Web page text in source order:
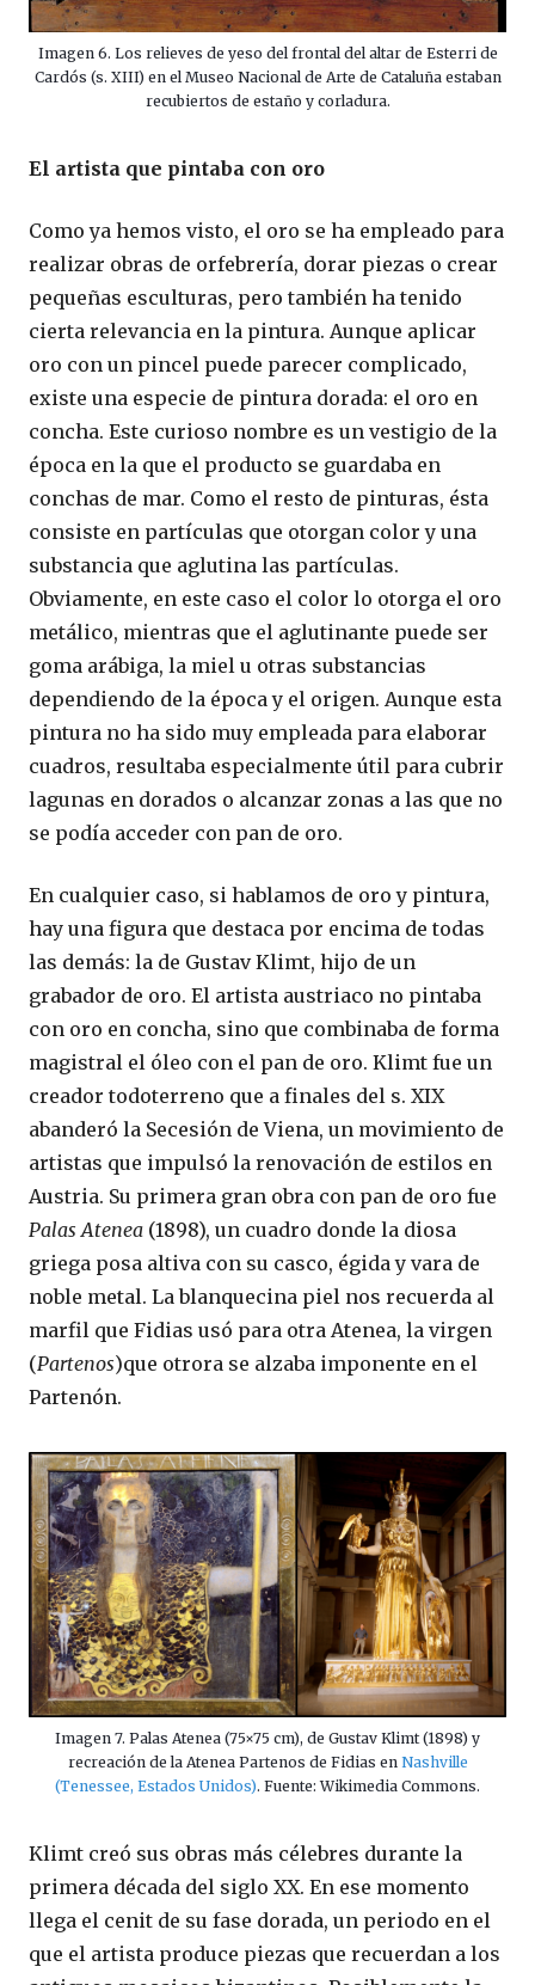
Imagen 6. Los relieves de yeso del frontal del altar de Esterri de
Cardós (s. XIII) en el Museo Nacional de Arte de Cataluña estaban
recubiertos de estaño y corladura.
El artista que pintaba con oro
Como ya hemos visto, el oro se ha empleado para
realizar obras de orfebrería, dorar piezas o crear
pequeñas esculturas, pero también ha tenido
cierta relevancia en la pintura. Aunque aplicar
oro con un pincel puede parecer complicado,
existe una especie de pintura dorada: el oro en
concha. Este curioso nombre es un vestigio de la
época en la que el producto se guardaba en
conchas de mar. Como el resto de pinturas, ésta
consiste en partículas que otorgan color y una
substancia que aglutina las partículas.
Obviamente, en este caso el color lo otorga el oro
metálico, mientras que el aglutinante puede ser
goma arábiga, la miel u otras substancias
dependiendo de la época y el origen. Aunque esta
pintura no ha sido muy empleada para elaborar
cuadros, resultaba especialmente útil para cubrir
lagunas en dorados o alcanzar zonas a las que no
se podía acceder con pan de oro.
En cualquier caso, si hablamos de oro y pintura,
hay una figura que destaca por encima de todas
las demás: la de Gustav Klimt, hijo de un
grabador de oro. El artista austriaco no pintaba
con oro en concha, sino que combinaba de forma
magistral el óleo con el pan de oro. Klimt fue un
creador todoterreno que a finales del s. XIX
abanderó la Secesión de Viena, un movimiento de
artistas que impulsó la renovación de estilos en
Austria. Su primera gran obra con pan de oro fue
Palas Atenea (1898), un cuadro donde la diosa
griega posa altiva con su casco, égida y vara de
noble metal. La blanquecina piel nos recuerda al
marfil que Fidias usó para otra Atenea, la virgen
(Partenos)que otrora se alzaba imponente en el
Partenón.
Imagen 7. Palas Atenea (75×75 cm), de Gustav Klimt (1898) y
recreación de la Atenea Partenos de Fidias en Nashville
(Tenessee, Estados Unidos). Fuente: Wikimedia Commons.
Klimt creó sus obras más célebres durante la
primera década del siglo XX. En ese momento
llega el cenit de su fase dorada, un periodo en el
que el artista produce piezas que recuerdan a los